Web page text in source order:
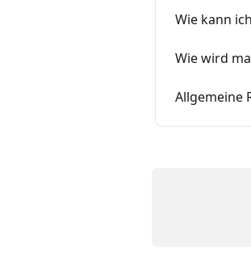
Wie kann
Wie wird
Allgemeine